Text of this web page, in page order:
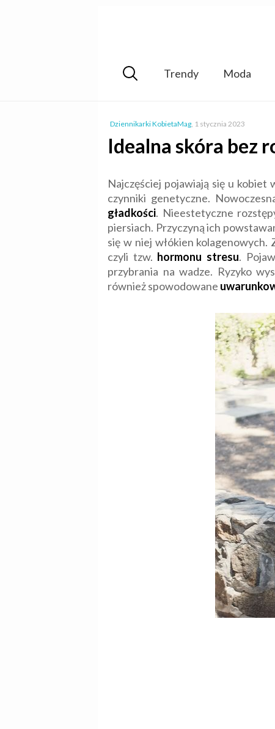
Trendy Moda
Dziennikarki KobietaMag, 1 stycznia 2023
Idealna skóra bez
Najczęściej pojawiają się u
czynniki genetyczne.
gładkości. Nieestetyczne
piersiach. Przyczyną ich
się w niej włókien kolagenowych.
czyli tzw. hormonu stresu.
przybrania na wadze. Ryzyko
również spowodowane